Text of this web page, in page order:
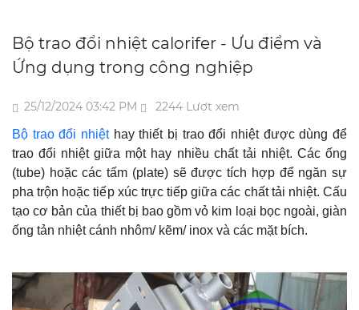
Bộ trao đổi nhiệt calorifer - Ưu điểm và
Ứng dụng trong công nghiệp
25/12/2024 03:42 PM 2244 Lượt xem
Bộ trao đổi nhiệthay thiết bị trao đổi nhiệt được dùng để
trao đổi nhiệt giữa một hay nhiều chất tải nhiệt. Các ống
(tube) hoặc các tấm (plate) sẽ được tích hợp để ngăn sự
pha trộn hoặc tiếp xúc trực tiếp giữa các chất tải nhiệt. Cấu
tạo cơ bản của thiết bị bao gồm vỏ kim loại bọc ngoài, giàn
ống tản nhiệt cánh nhôm/ kẽm/ inox và các mặt bích.